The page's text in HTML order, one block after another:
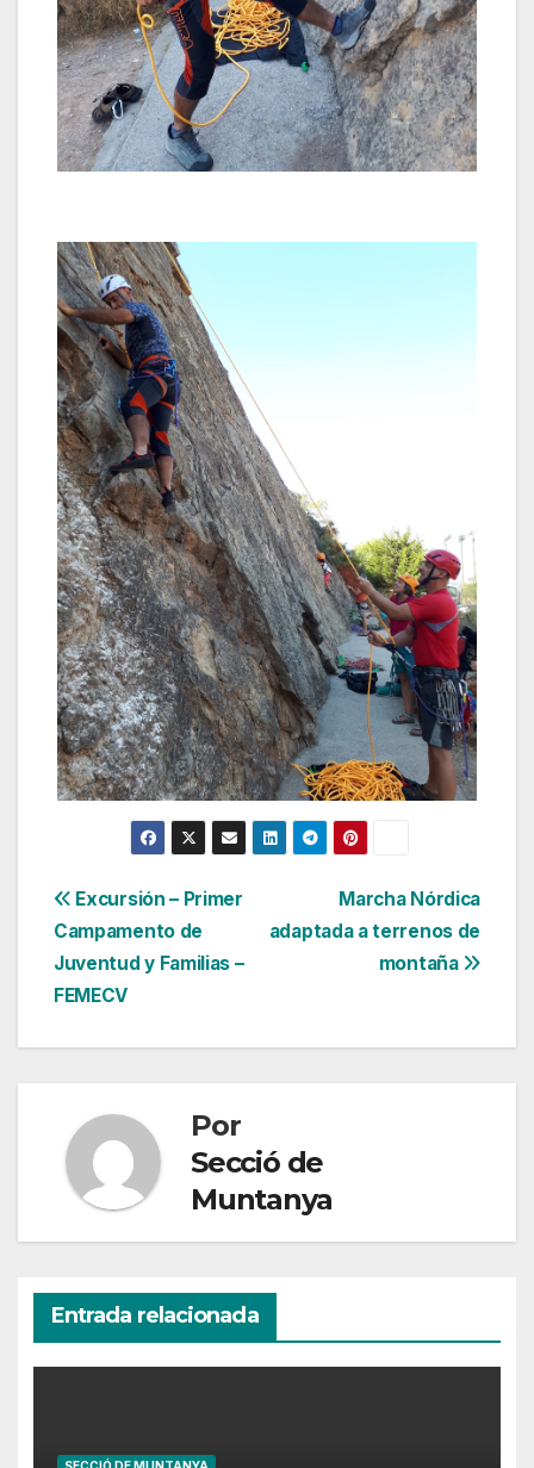
Navegación
de
entradas
Marcha Nórdica
adaptada a terrenos de
montaña
Excursión – Primer
Campamento de
Juventud y Familias –
FEMECV
Por
Secció de
Muntanya
Entrada relacionada